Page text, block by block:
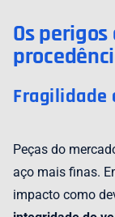
Os
Peças do
aço mais finas.
impacto como